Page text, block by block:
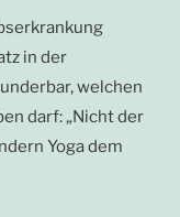
in der
welchen
darf: „Nicht der
Yoga dem